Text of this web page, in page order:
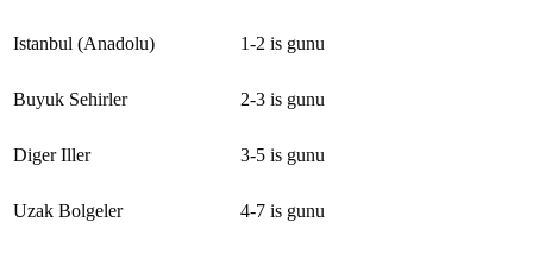
Istanbul (Anadolu) 1-2 is gunu
Buyuk Sehirler 2-3 is gunu
Diger Iller 3-5 is gunu
Uzak Bolgeler 4-7 is gunu